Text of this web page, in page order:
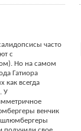
часто
с
Но на самом
Гатиора
как всегда
У
венчик
шлюмбергеры